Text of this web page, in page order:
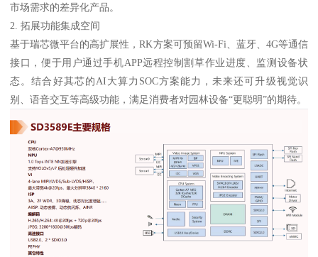
市场需求的差异化产品。
2. 拓展功能集成空间
基于瑞芯微平台的高扩展性，RK方案可预留Wi-Fi、蓝牙、4G等通信
接口，便于用户通过手机APP远程控制割草作业进度、监测设备状
态。结合好其芯的AI大算力SOC方案能力，未来还可升级视觉识
别、语音交互等高级功能，满足消费者对园林设备“更聪明”的期待。